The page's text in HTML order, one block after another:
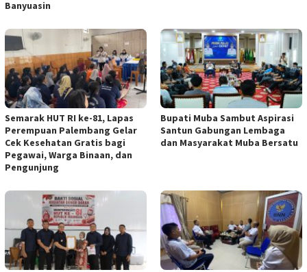
Banyuasin
Semarak HUT RI ke-81, Lapas
Perempuan Palembang Gelar
Cek Kesehatan Gratis bagi
Pegawai, Warga Binaan, dan
Pengunjung
Bupati Muba Sambut Aspirasi
Santun Gabungan Lembaga
dan Masyarakat Muba Bersatu